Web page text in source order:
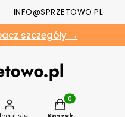
INFO@SPRZETOWO.PL
szczegóły →
Produkty w